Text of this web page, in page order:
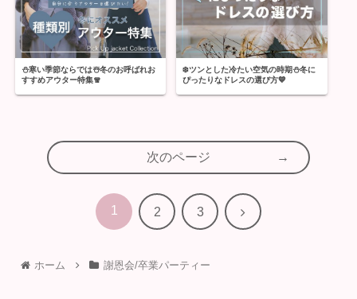
⛄️寒い季節ならでは☃️冬のお呼ばれお
すすめアウター特集🧣
❄️ツンとした冷たい空気の時期⛄️冬に
ぴったりなドレスの選び方💙
次のページ
1 2 3 次
ホーム 謝恩会/卒業パーティー